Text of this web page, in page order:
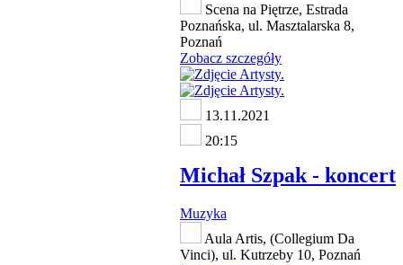
Scena na Piętrze, Estrada
Poznańska, ul. Masztalarska 8,
Poznań
Zobacz szczegóły
13.11.2021
20:15
Michał Szpak - koncert
Muzyka
Aula Artis, (Collegium Da
Vinci), ul. Kutrzeby 10, Poznań